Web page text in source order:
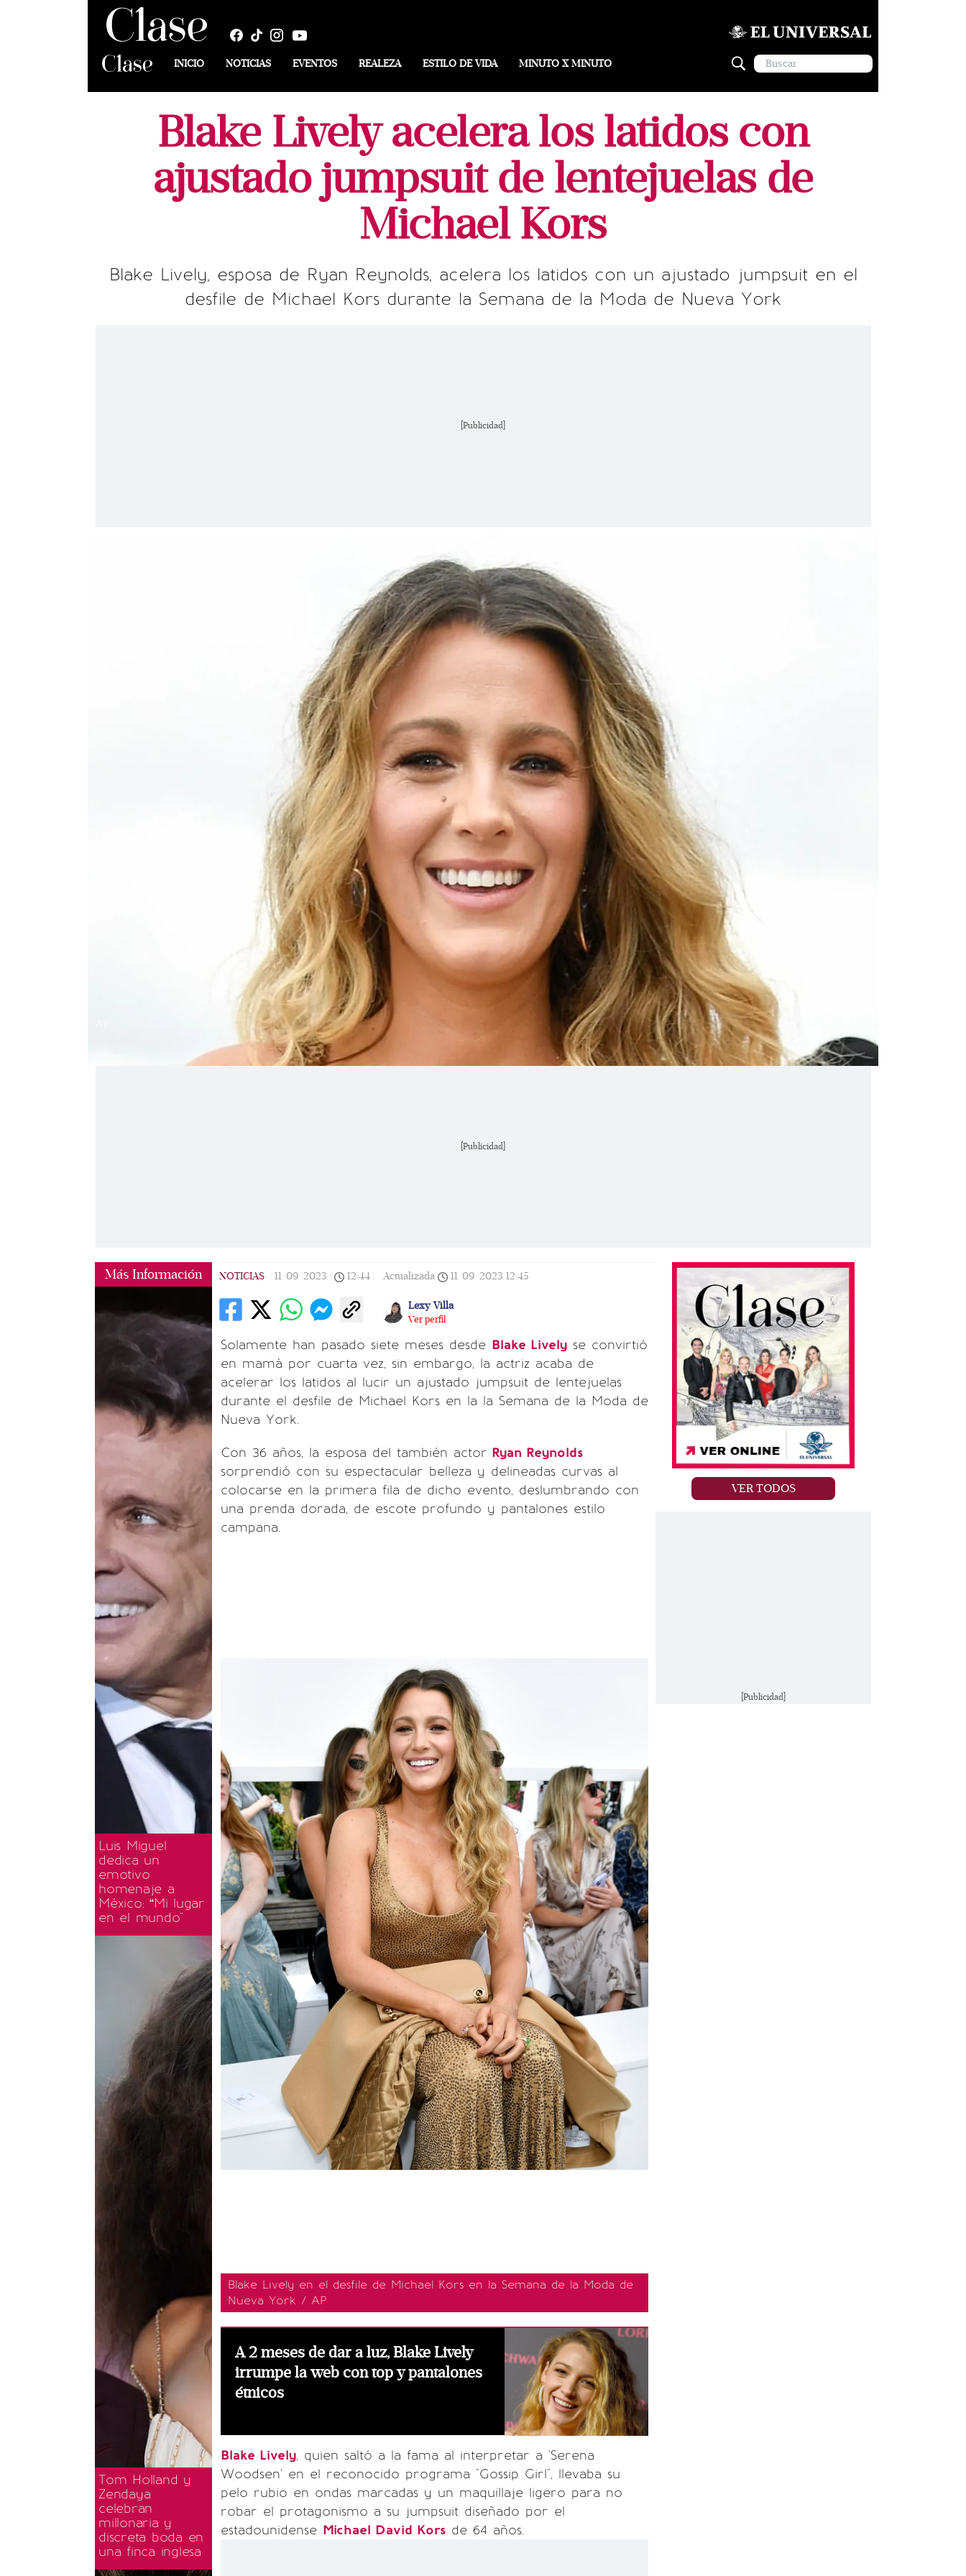
INICIO NOTICIAS EVENTOS REALEZA ESTILO DE VIDA MINUTO X MINUTO
Blake Lively acelera los latidos con
ajustado jumpsuit de lentejuelas de
Michael Kors
Blake Lively, esposa de Ryan Reynolds, acelera los latidos con un ajustado jumpsuit en el
desfile de Michael Kors durante la Semana de la Moda de Nueva York
[Publicidad]
[Publicidad]
Más Información
Luis Miguel
dedica un
emotivo
homenaje a
México: “Mi lugar
en el mundo"
Tom Holland y
Zendaya
celebran
millonaria y
discreta boda en
una finca inglesa
NOTICIAS 11/09/2023 12:44 Actualizada 11/09/2023 12:45
Lexy Villa
Ver perfil
Solamente han pasado siete meses desde Blake Lively se convirtió
en mamá por cuarta vez, sin embargo, la actriz acaba de
acelerar los latidos al lucir un ajustado jumpsuit de lentejuelas
durante el desfile de Michael Kors en la la Semana de la Moda de
Nueva York.
Con 36 años, la esposa del también actor Ryan Reynolds
sorprendió con su espectacular belleza y delineadas curvas al
colocarse en la primera fila de dicho evento, deslumbrando con
una prenda dorada, de escote profundo y pantalones estilo
campana.
Blake Lively en el desfile de Michael Kors en la Semana de la Moda de
Nueva York / AP
A 2 meses de dar a luz, Blake Lively
irrumpe la web con top y pantalones
étnicos
Blake Lively, quien saltó a la fama al interpretar a 'Serena
Woodsen' en el reconocido programa "Gossip Girl", llevaba su
pelo rubio en ondas marcadas y un maquillaje ligero para no
robar el protagonismo a su jumpsuit diseñado por el
estadounidense Michael David Kors de 64 años.
VER TODOS
[Publicidad]